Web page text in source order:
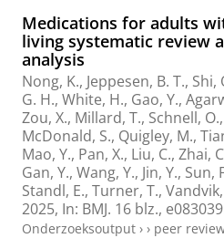
l
Medications for adults
living systematic review
analysis
Nong, K., Jeppesen, B. T., Shi,
G. H., White, H., Gao, Y.,
Zou, X., Millard, T., Schnell,
McDonald, S., Quigley, M.,
Mao, Y., Pan, X., Liu, C., Zhai,
Gan, Y., Wang, Y., Jin, Y., Sun,
Standl, E., Turner, T., Vandvik,
2025, In: BMJ. 16 blz.,
Onderzoeksoutput › › peer